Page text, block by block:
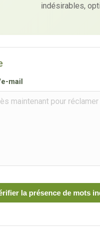
indésirables,
mail
la présence de mots